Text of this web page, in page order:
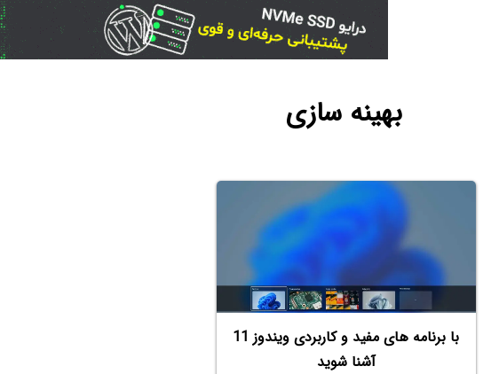
بهینه سازی
با برنامه های مفید و کاربردی ویندوز 11
آشنا شوید